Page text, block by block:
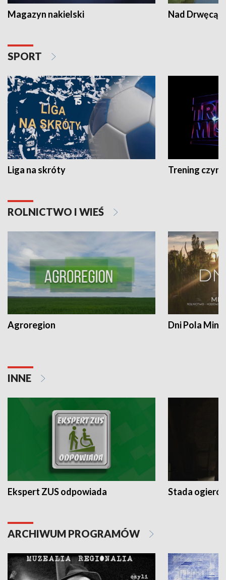
Magazyn nakielski Nad Drwęcą
SPORT
Liga na skróty Trening czyni
ROLNICTWO I WIEŚ
Agroregion Dni Pola
INNE
Ekspert ZUS odpowiada Stada
ARCHIWUM PROGRAMÓW